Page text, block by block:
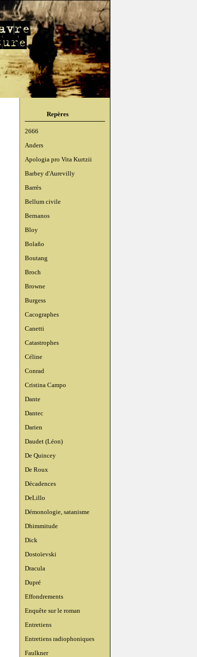
Repères
2666
Anders
Apologia pro Vita Kurtzii
Barbey d'Aurevilly
Barrès
Bellum civile
Bernanos
Bloy
Bolaño
Boutang
Broch
Browne
Burgess
Cacographes
Canetti
Catastrophes
Céline
Conrad
Cristina Campo
Dante
Dantec
Darien
Daudet (Léon)
De Quincey
De Roux
Décadences
DeLillo
Démonologie, satanisme
Dhimmitude
Dick
Dostoïevski
Dracula
Dupré
Effondrements
Enquête sur le roman
Entretiens
Entretiens radiophoniques
Faulkner